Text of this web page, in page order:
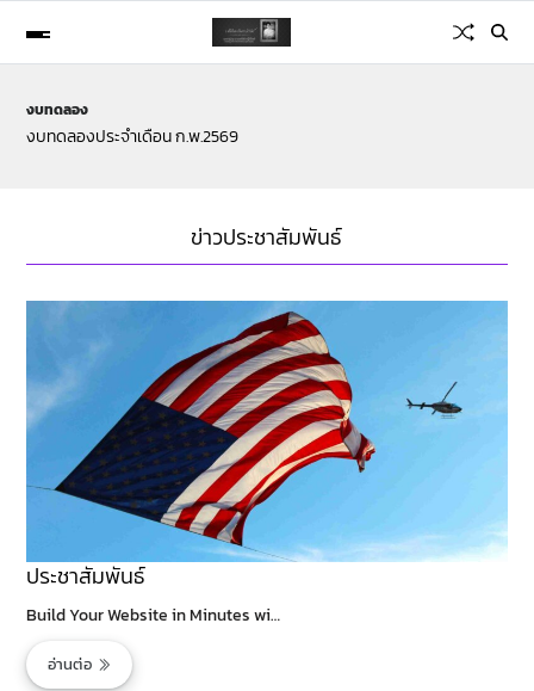
งบทดลอง
งบทดลองประจำเดือน ก.พ.2569
ข่าวประชาสัมพันธ์
ประชาสัมพันธ์
Build Your Website in Minutes wi…
อ่านต่อ